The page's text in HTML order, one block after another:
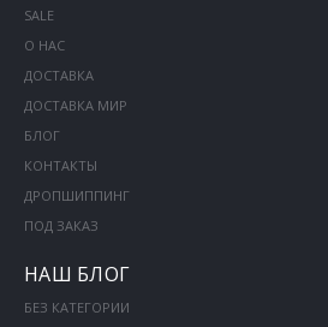
SALE
О НАС
ДОСТАВКА
ДОСТАВКА МИР
БЛОГ
КОНТАКТЫ
ДРОПШИППИНГ
ПОД ЗАКАЗ
НАШ БЛОГ
БЕЗ КАТЕГОРИИ